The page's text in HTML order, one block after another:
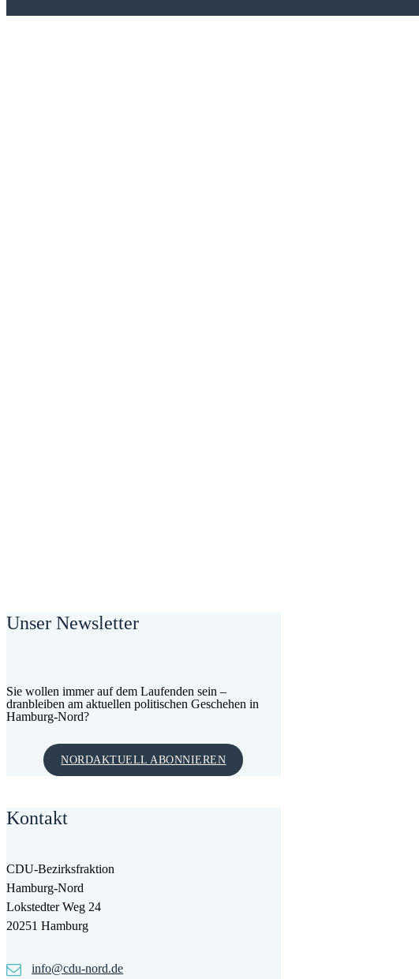
Unser Newsletter
Sie wollen immer auf dem Laufenden sein –
dranbleiben am aktuellen politischen Geschehen in
Hamburg-Nord?
NORDAKTUELL ABONNIEREN
Kontakt
CDU-Bezirksfraktion
Hamburg-Nord
Lokstedter Weg 24
20251 Hamburg
info@cdu-nord.de